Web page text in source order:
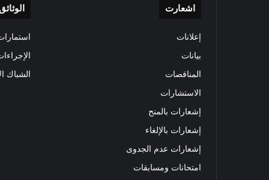
اشعارت
إعلانات
بيانات
المناقصات
الاستشارات
إشعارات بالمنح
إشعارات بالإلغاء
إشعارات عدم الجدوى
امتحانات ومسابقات
الشباك